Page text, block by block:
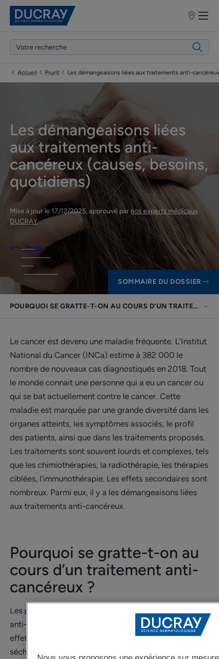
Points
vente
Accueil Prurit Les démangeaisons liées aux traitements anti-
Les démangeaisons liées
aux traitements anti-
cancéreux (causes, besoins,
quotidiens)
Mise à jour le 17/12/2025, approuvé par nos experts médicaux
DUCRAY.
Prurit
SOMMAIRE DU DOSSIER
POURQUOI SE GRATTE-T-ON AU COURS D’UN TRAITEMENT
Le cancer est devenu une maladie fréquente. L’Institut
National du Cancer (INCa) estime à 382 000 le
nombre de nouveaux cas diagnostiqués en 2018. Tout
le monde connait une personne qui a eu un cancer ou
qui se bat actuellement contre le cancer. Cette
maladie est marquée par une grande diversité dans les
organes atteints, les symptômes associés, le profil
des patients, ainsi que dans les traitements proposés.
Les traitements sont souvent lourds et complexes, tels
que les chimiothérapies, la radiothérapie, les thérapies
ciblées, l’immunothérapie. Les effets secondaires sont
nombreux. Parmi eux, il y a les démangeaisons liées
aux traitements anti-cancéreux.
Pourquoi se gratte-t-on au
cours d’un traitement anti-
cancéreux ?
Les démangeaisons
provoquées par les traitements
anti-cancéreux résultent de plusieurs mécanismes. En
effet, de nombreux traitements entraînent une
sécheresse cutanée intense, source de prurit. D’autres